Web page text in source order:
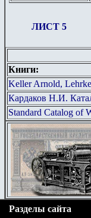
ЛИСТ 5
Книги:
Keller Arnold,
Кардаков Н.И.
Standard Catalog of
Разделы сайта